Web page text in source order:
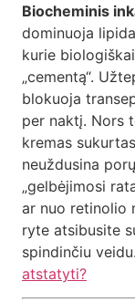
Biocheminis
dominuoja
kurie
„cementą“.
blokuoja
per naktį. Nors
kremas
neuždusina
„gelbėjimosi
ar nuo retinolio
ryte atsibusite
spindinčiu veidu.
atstatyti?